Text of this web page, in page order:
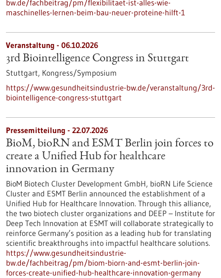
bw.de/fachbeitrag/pm/flexibilitaet-ist-alles-wie-
maschinelles-lernen-beim-bau-neuer-proteine-hilft-1
Veranstaltung - 06.10.2026
3rd Biointelligence Congress in Stuttgart
Stuttgart, Kongress/Symposium
https://www.gesundheitsindustrie-bw.de/veranstaltung/3rd-
biointelligence-congress-stuttgart
Pressemitteilung - 22.07.2026
BioM, bioRN and ESMT Berlin join forces to
create a Unified Hub for healthcare
innovation in Germany
BioM Biotech Cluster Development GmbH, bioRN Life Science
Cluster and ESMT Berlin announced the establishment of a
Unified Hub for Healthcare Innovation. Through this alliance,
the two biotech cluster organizations and DEEP – Institute for
Deep Tech Innovation at ESMT will collaborate strategically to
reinforce Germany’s position as a leading hub for translating
scientific breakthroughs into impactful healthcare solutions.
https://www.gesundheitsindustrie-
bw.de/fachbeitrag/pm/biom-biorn-and-esmt-berlin-join-
forces-create-unified-hub-healthcare-innovation-germany